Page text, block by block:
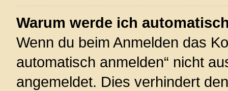
Warum werde ich
Wenn du beim Anmelden das
automatisch anmelden“ nicht
angemeldet. Dies verhindert